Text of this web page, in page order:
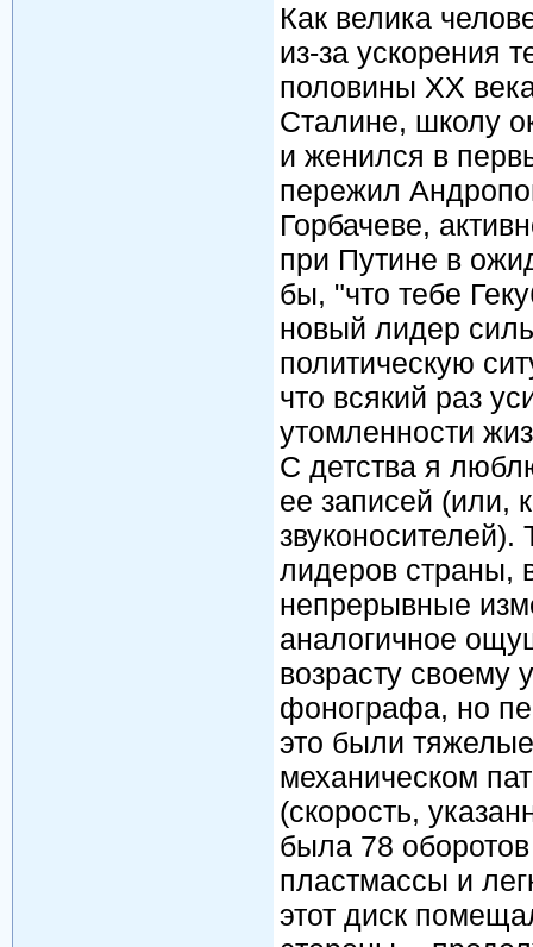
Как велика
из-за ускорения
половины ХХ
Сталине, школу
и женился в
пережил
Горбачеве,
при Путине в
бы, "что тебе
новый лидер
политическую
что всякий раз
утомленности
С детства я
ее записей (или,
лидеров страны,
непрерывные
аналогичное
возрасту своему
фонографа, но
это были
механическом
(скорость,
была 78
пластмассы и
этот диск